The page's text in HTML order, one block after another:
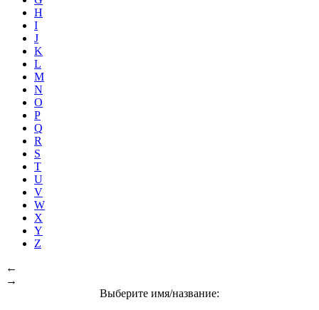
H
I
J
K
L
M
N
O
P
Q
R
S
T
U
V
W
X
Y
Z
←
→
Выберите имя/название: